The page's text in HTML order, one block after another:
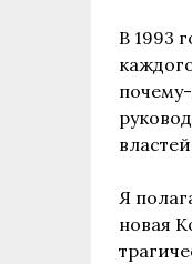
В 1993
Я
новая